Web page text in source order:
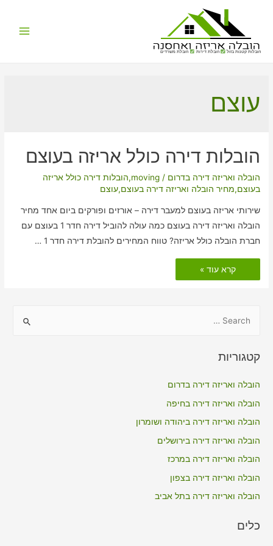
הובלות קטנות בזול הובלת דירות הובלת משרדים
עוצם
הובלות דירה כולל אריזה בעוצם
הובלה ואריזה דירה בדרום /
moving
,הובלות דירה כולל אריזה
בעוצם,מחיר הובלה ואריזה דירה בעוצם,עוצם
שירותי אריזה בעוצם למעבר דירה – אורזים ופורקים ביום אחד מחיר
הובלה ואריזה דירה בעוצם כמה עולה להוביל דירה חדר 1 בעוצם עם
חברת הובלה כולל אריזה? טווח המחירים להובלת דירה חדר 1 …
הובלות
דירה
כולל
קרא עוד »
r
o
r
:
קטגוריות
הובלה ואריזה דירה בדרום
הובלה ואריזה דירה בחיפה
הובלה ואריזה דירה ביהודה ושומרון
הובלה ואריזה דירה בירושלים
הובלה ואריזה דירה במרכז
הובלה ואריזה דירה בצפון
הובלה ואריזה דירה בתל אביב
כלים